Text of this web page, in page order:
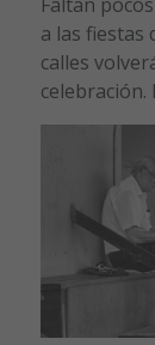
a las fiestas
calles
celebración.